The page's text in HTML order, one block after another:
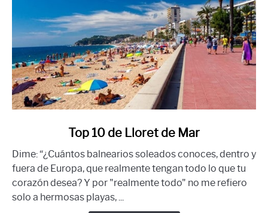
Top
10
de
Lloret
Top 10 de Lloret de Mar
Dime: “¿Cuántos balnearios soleados conoces, dentro y
fuera de Europa, que realmente tengan todo lo que tu
corazón desea? Y por "realmente todo" no me refiero
solo a hermosas playas, ...